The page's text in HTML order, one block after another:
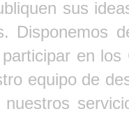
sus
Disponemos
en
equipo de